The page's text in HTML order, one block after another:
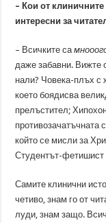
– Кои от
интересни за
– Всичките са
даже забавни. Вижте
нали? Човека-плъх с
което боядисва
прелъстител;
противозачатъчната
който се мисли за
Студентът-фетишист
Самите клинични
четиво, знам го от
луди, знам защо.